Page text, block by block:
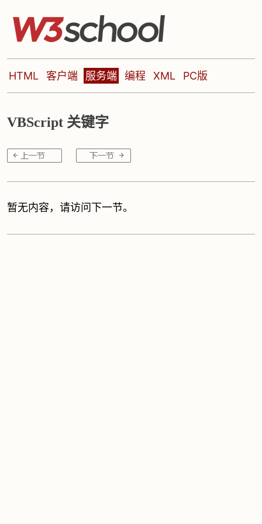
HTML 客户端 服务端 编程 XML PC版
VBScript 关键字
暂无内容，请访问下一节。